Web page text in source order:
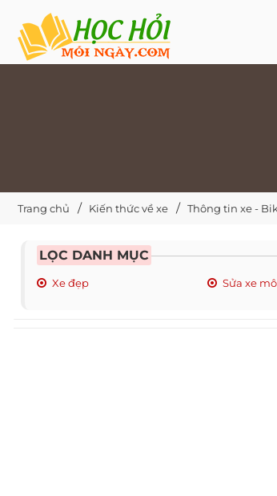
Trang chủ Kiến thức về xe Thông tin xe -
LỌC DANH MỤC
Xe đẹp Sửa xe